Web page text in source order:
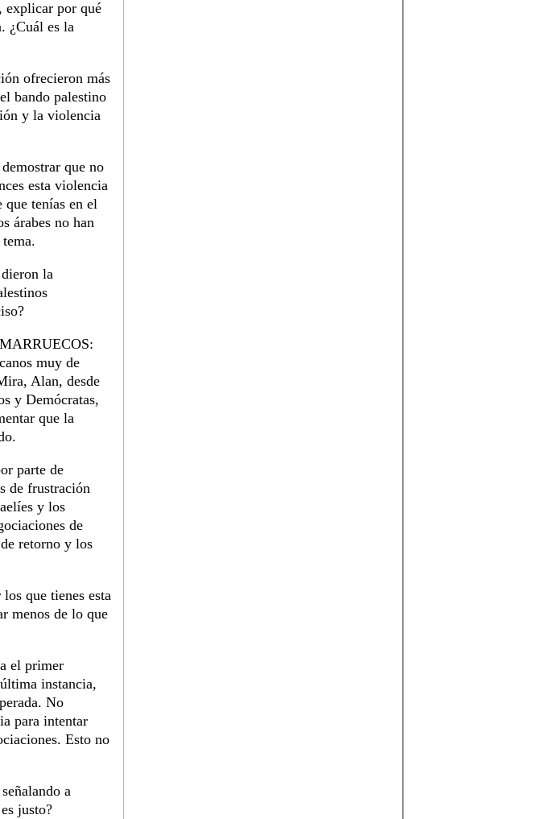
explicar por qué
¿Cuál es la
ofrecieron más
bando palestino
y la violencia
que no
esta violencia
tenías en el
árabes no han
la
muy de
Alan, desde
y Demócratas,
que la
parte de
de frustración
y los
de
retorno y los
que tienes esta
menos de lo que
el primer
instancia,
No
para intentar
Esto no
a
justo?